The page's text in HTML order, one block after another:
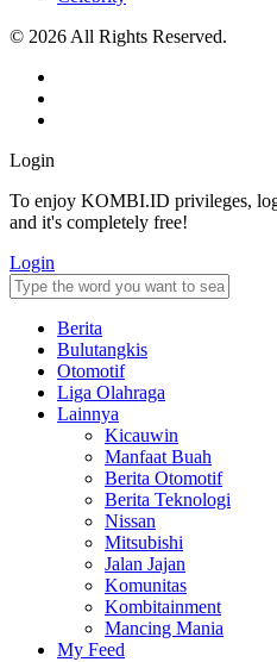
© 2026 All Rights Reserved.
Login
To enjoy KOMBI.ID privileges,
and it's completely free!
Login
Berita
Bulutangkis
Otomotif
Liga Olahraga
Lainnya
Kicauwin
Manfaat Buah
Berita Otomotif
Berita Teknologi
Nissan
Mitsubishi
Jalan Jajan
Komunitas
Kombitainment
Mancing Mania
My Feed